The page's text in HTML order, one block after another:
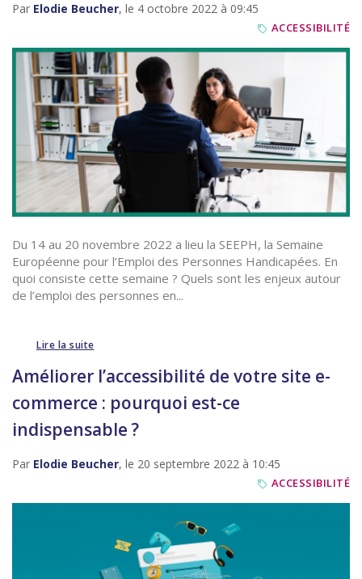
Par Elodie Beucher, le 4 octobre 2022 à 09:45
ACCESSIBILITÉ
Du 14 au 20 novembre 2022 a lieu la SEEPH, la Semaine
Européenne pour l’Emploi des Personnes Handicapées. En
quoi consiste cette semaine ? Quels sont les enjeux autour
de l’emploi des personnes en...
Lire la suite
Améliorer l’accessibilité de votre site e-
commerce : pourquoi est-ce
indispensable ?
Par Elodie Beucher, le 20 septembre 2022 à 10:45
ACCESSIBILITÉ